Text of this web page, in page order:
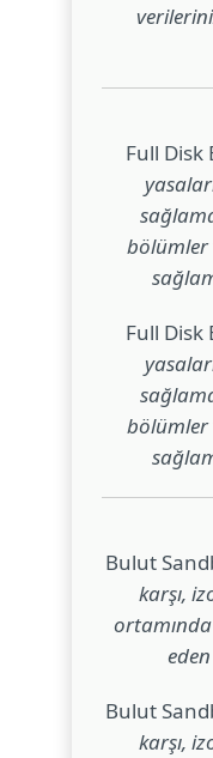
Full Disk
bölümler
Full Disk
bölümler
Bulut
karşı,
Bulut
karşı,